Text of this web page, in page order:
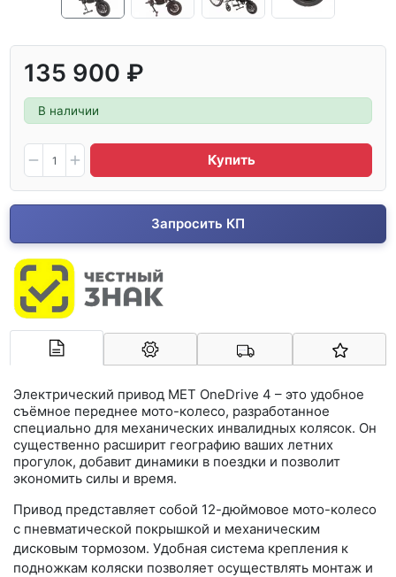
135 900 ₽
В наличии
Купить
Запросить КП
Арконт-Мед
Электрический привод MET OneDrive 4 – это удобное
съёмное переднее мото-колесо, разработанное
специально для механических инвалидных колясок. Он
существенно расширит географию ваших летних
прогулок, добавит динамики в поездки и позволит
экономить силы и время.
Привод представляет собой 12-дюймовое мото-колесо
с пневматической покрышкой и механическим
дисковым тормозом. Удобная система крепления к
подножкам коляски позволяет осуществлять монтаж и